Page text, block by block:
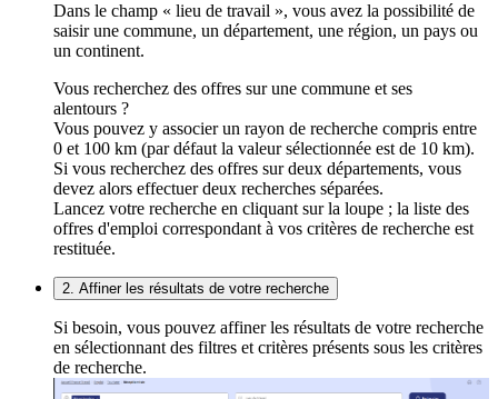
Dans le champ « lieu de travail », vous avez la possibilité de
saisir une commune, un département, une région, un pays ou
un continent.
Vous recherchez des offres sur une commune et ses
alentours ?
Vous pouvez y associer un rayon de recherche compris entre
0 et 100 km (par défaut la valeur sélectionnée est de 10 km).
Si vous recherchez des offres sur deux départements, vous
devez alors effectuer deux recherches séparées.
Lancez votre recherche en cliquant sur la loupe ; la liste des
offres d'emploi correspondant à vos critères de recherche est
restituée.
2. Affiner les résultats de votre recherche
Si besoin, vous pouvez affiner les résultats de votre recherche
en sélectionnant des filtres et critères présents sous les critères
de recherche.